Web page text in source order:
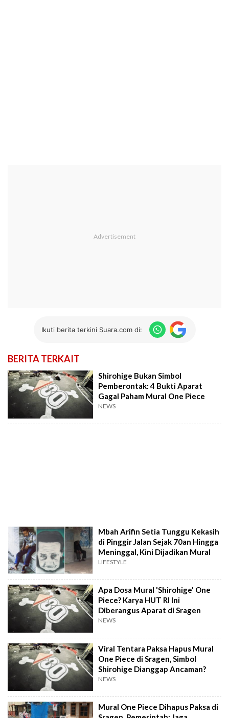
Ikuti berita terkini Suara.com di:
BERITA TERKAIT
Shirohige Bukan Simbol
Pemberontak: 4 Bukti Aparat
Gagal Paham Mural One Piece
NEWS
Mbah Arifin Setia Tunggu Kekasih
di Pinggir Jalan Sejak 70an Hingga
Meninggal, Kini Dijadikan Mural
LIFESTYLE
Apa Dosa Mural 'Shirohige' One
Piece? Karya HUT RI Ini
Diberangus Aparat di Sragen
NEWS
Viral Tentara Paksa Hapus Mural
One Piece di Sragen, Simbol
Shirohige Dianggap Ancaman?
NEWS
Mural One Piece Dihapus Paksa di